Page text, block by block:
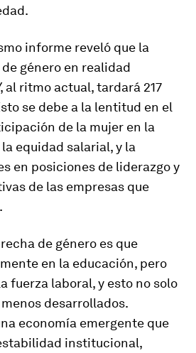
informe reveló que la
género en realidad
al ritmo actual, tardará 217
se debe a la lentitud en el
de la mujer en la
equidad salarial, y la
en posiciones de liderazgo y
de las empresas que
de género es que
en la educación, pero
fuerza laboral, y esto no solo
desarrollados.
economía emergente que
institucional,